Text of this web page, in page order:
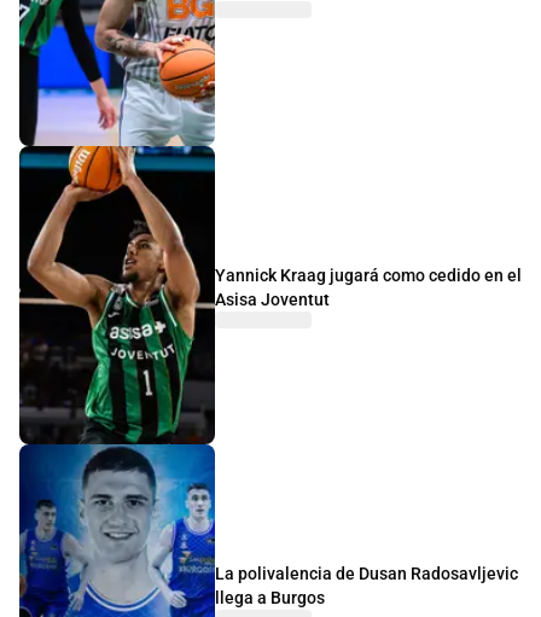
Yannick Kraag jugará como cedido en el
Asisa Joventut
La polivalencia de Dusan Radosavljevic
llega a Burgos